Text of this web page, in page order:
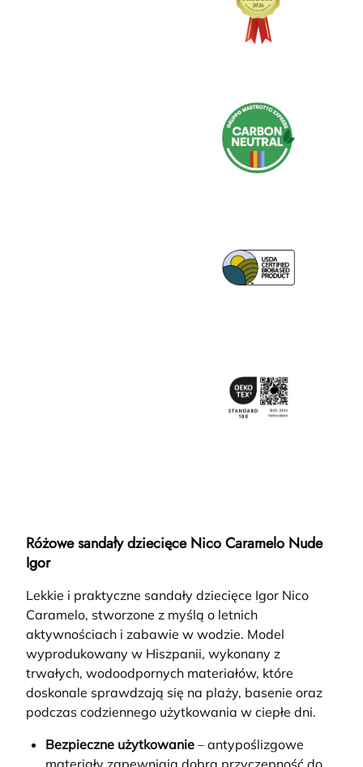
Różowe sandały dziecięce Nico Caramelo Nude
Igor
Lekkie i praktyczne sandały dziecięce Igor Nico
Caramelo, stworzone z myślą o letnich
aktywnościach i zabawie w wodzie. Model
wyprodukowany w Hiszpanii, wykonany z
trwałych, wodoodpornych materiałów, które
doskonale sprawdzają się na plaży, basenie oraz
podczas codziennego użytkowania w ciepłe dni.
Bezpieczne użytkowanie – antypoślizgowe